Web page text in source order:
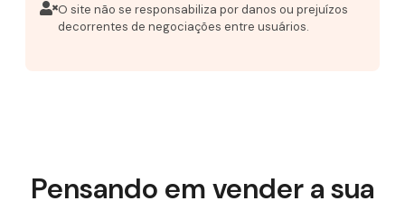
O site não se responsabiliza por danos ou prejuízos
decorrentes de negociações entre usuários.
Pensando em vender a sua